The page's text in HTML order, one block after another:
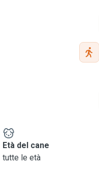
Età del cane
tutte le età